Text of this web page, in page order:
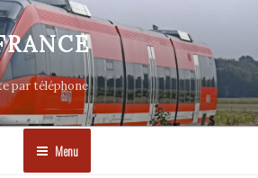
par téléphone
Menu